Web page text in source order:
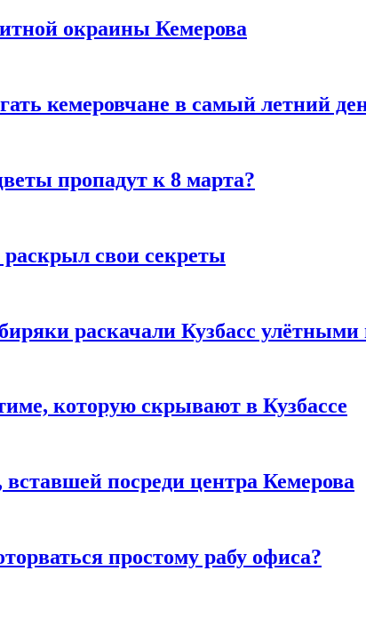
окраины Кемерова
кемеровчане в самый летний
пропадут к 8 марта?
свои секреты
раскачали Кузбасс улётными
которую скрывают в Кузбассе
посреди центра Кемерова
простому рабу офиса?